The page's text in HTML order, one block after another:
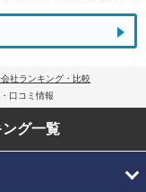
社ランキング・比較
口コミ情報
グ一覧